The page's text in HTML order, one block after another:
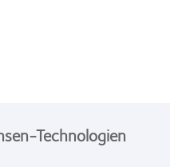
Technologien